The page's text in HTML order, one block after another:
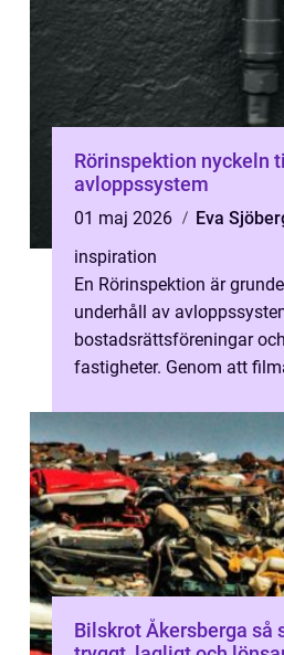
Rörinspektion nyckeln till friska
avloppssystem
01 maj 2026
Eva
inspiration
En Rörinspektion är
underhåll av
bostadsrättsföreningar
fastigheter. Genom att
Bilskrot Åkersberga så skrotar du bilen